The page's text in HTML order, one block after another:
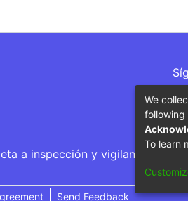
a inspección y vigilancia por
Send Feedback
We
following
To learn